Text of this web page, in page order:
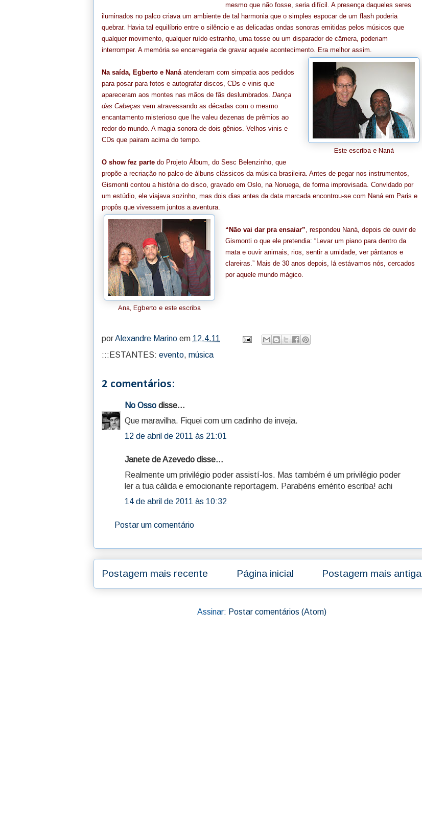
mesmo que não fosse, seria difícil. A presença daqueles seres
iluminados no palco criava um ambiente de tal harmonia que o simples espocar de um flash poderia
quebrar. Havia tal equilíbrio entre o silêncio e as delicadas ondas sonoras emitidas pelos músicos que
qualquer movimento, qualquer ruído estranho, uma tosse ou um disparador de câmera, poderiam
interromper. A memória se encarregaria de gravar aquele acontecimento. Era melhor assim.
Este escriba e Naná
Na saída, Egberto e Naná atenderam com simpatia aos pedidos
para posar para fotos e autografar discos, CDs e vinis que
apareceram aos montes nas mãos de fãs deslumbrados. Dança
das Cabeças vem atravessando as décadas com o mesmo
encantamento misterioso que lhe valeu dezenas de prêmios ao
redor do mundo. A magia sonora de dois gênios. Velhos vinis e
CDs que pairam acima do tempo.
O show fez parte do Projeto Álbum, do Sesc Belenzinho, que
propõe a recriação no palco de álbuns clássicos da música brasileira. Antes de pegar nos instrumentos,
Gismonti contou a história do disco, gravado em Oslo, na Noruega, de forma improvisada. Convidado por
um estúdio, ele viajava sozinho, mas dois dias antes da data marcada encontrou-se com Naná em Paris e
propôs que vivessem juntos a aventura.
Ana, Egberto e este escriba
“Não vai dar pra ensaiar” , respondeu Naná, depois de ouvir de
Gismonti o que ele pretendia: “Levar um piano para dentro da
mata e ouvir animais, rios, sentir a umidade, ver pântanos e
clareiras.” Mais de 30 anos depois, lá estávamos nós, cercados
por aquele mundo mágico.
porAlexandre Marino em 12.4.11
:::ESTANTES: evento, música
2 comentários:
No Osso disse...
Que maravilha. Fiquei com um cadinho de inveja.
12 de abril de 2011 às 21:01
Janete de Azevedo disse...
Realmente um privilégio poder assistí-los. Mas também é um privilégio poder
ler a tua cálida e emocionante reportagem. Parabéns emérito escriba! achi
14 de abril de 2011 às 10:32
Postar um comentário
Postagem mais recente Postagem mais antiga
Página inicial
Assinar: Postar comentários (Atom)